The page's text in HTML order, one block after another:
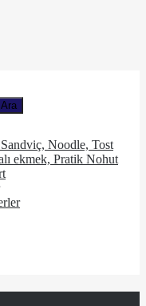
Ara
Noodle, Tost
ekmek, Pratik Nohut